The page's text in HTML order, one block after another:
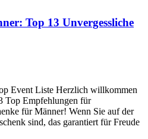
Top 13 Unvergessliche
Event Liste Herzlich willkommen
Top Empfehlungen für
für Männer! Wenn Sie auf der
sind, das garantiert für Freude